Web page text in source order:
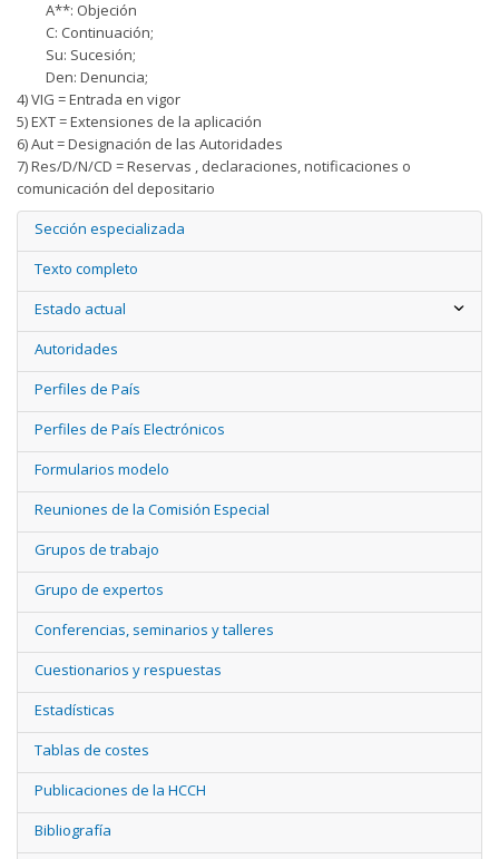
A**: Objeción
C: Continuación;
Su: Sucesión;
Den: Denuncia;
4) VIG = Entrada en vigor
5) EXT = Extensiones de la aplicación
6) Aut = Designación de las Autoridades
7) Res/D/N/CD = Reservas , declaraciones, notificaciones o
comunicación del depositario
Sección especializada
Texto completo
Estado actual
Autoridades
Perfiles de País
Perfiles de País Electrónicos
Formularios modelo
Reuniones de la Comisión Especial
Grupos de trabajo
Grupo de expertos
Conferencias, seminarios y talleres
Cuestionarios y respuestas
Estadísticas
Tablas de costes
Publicaciones de la HCCH
Bibliografía